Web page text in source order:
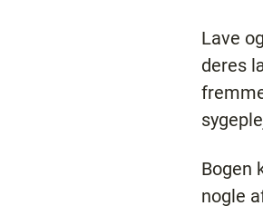
Lave
deres
Bogen
nogle